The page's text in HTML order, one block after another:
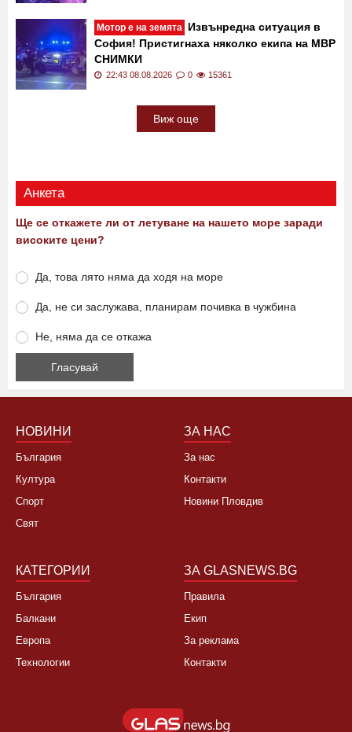
Мотор е на земята
Извънредна ситуация в
София! Пристигнаха няколко екипа на МВР
СНИМКИ
22:43 08.08.2026 0 15361
Виж още
Анкета
Ще се откажете ли от летуване на нашето море заради
високите цени?
Да, това лято няма да ходя на море
Да, не си заслужава, планирам почивка в чужбина
Не, няма да се откажа
НОВИНИ
България
Култура
Спорт
Свят
ЗА НАС
За нас
Контакти
Новини Пловдив
КАТЕГОРИИ
България
Балкани
Европа
Технологии
ЗА GLASNEWS.BG
Правила
Екип
За реклама
Контакти